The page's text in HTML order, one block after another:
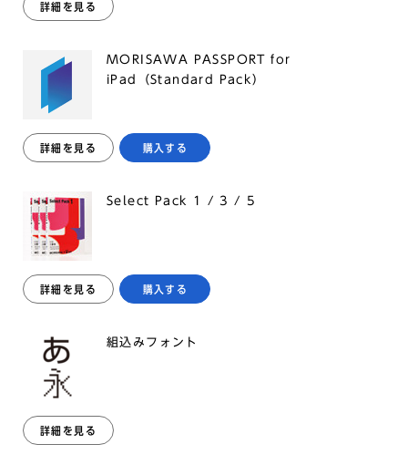
詳細を見る
MORISAWA PASSPORT for
iPad（Standard Pack）
詳細を見る 購入する
Select Pack 1 / 3 / 5
詳細を見る 購入する
組込みフォント
詳細を見る